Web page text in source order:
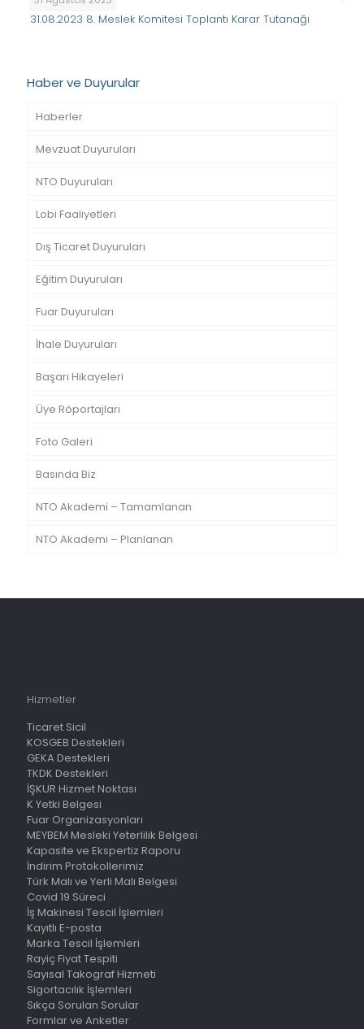
31.08.2023 8. Meslek Komitesi Toplantı Karar Tutanağı
Haber ve Duyurular
Haberler
Mevzuat Duyuruları
NTO Duyuruları
Lobi Faaliyetleri
Dış Ticaret Duyuruları
Eğitim Duyuruları
Fuar Duyuruları
İhale Duyuruları
Başarı Hikayeleri
Üye Röportajları
Foto Galeri
Basında Biz
NTO Akademi – Tamamlanan
NTO Akademi – Planlanan
Hizmetler
Ticaret Sicil
KOSGEB Destekleri
GEKA Destekleri
TKDK Destekleri
İŞKUR Hizmet Noktası
K Yetki Belgesi
Fuar Organizasyonları
MEYBEM Mesleki Yeterlilik Belgesi
Kapasite ve Ekspertiz Raporu
İndirim Protokollerimiz
Türk Malı ve Yerli Malı Belgesi
Covid 19 Süreci
İş Makinesi Tescil İşlemleri
Kayıtlı E-posta
Marka Tescil İşlemleri
Rayiç Fiyat Tespiti
Sayısal Takograf Hizmeti
Sigortacılık İşlemleri
Sıkça Sorulan Sorular
Formlar ve Anketler